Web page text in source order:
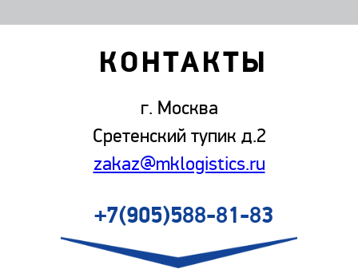
КОНТАКТЫ
г. Москва
Сретенский тупик д.2
zakaz@mklogistics.ru
+7(905)588-81-83